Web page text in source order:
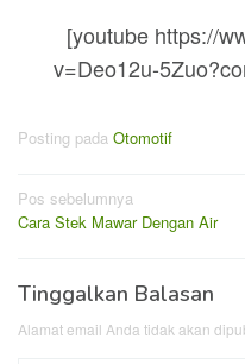
[youtube https://
v=Deo12u-
Posting pada Otomotif
Navigasi
pos
Pos sebelumnya
Cara Stek Mawar Dengan Air
Tinggalkan Balasan
Alamat email Anda tidak akan